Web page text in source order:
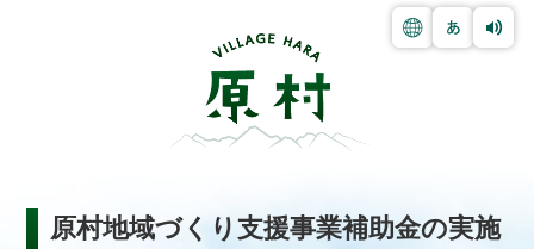
原村地域づくり支援事業補助金の実施